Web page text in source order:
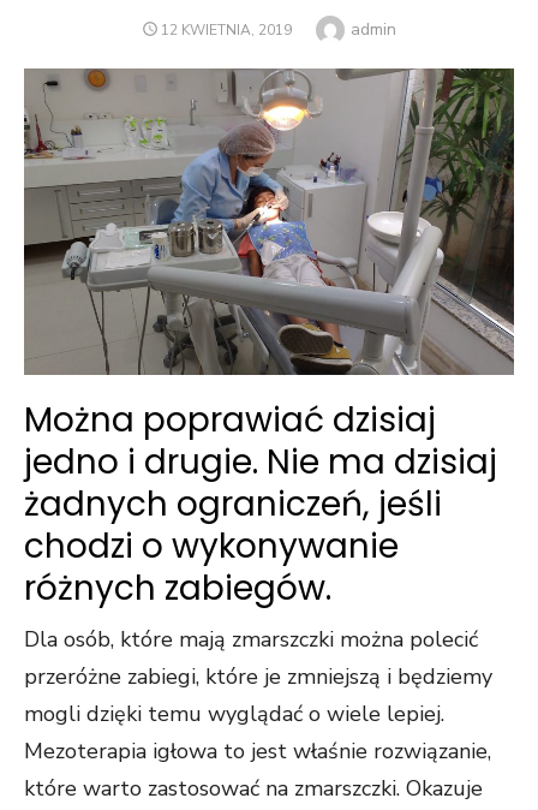
POSTED
12 KWIETNIA, 2019 Author
admin
Można poprawiać dzisiaj
jedno i drugie. Nie ma dzisiaj
żadnych ograniczeń, jeśli
chodzi o wykonywanie
różnych zabiegów.
Dla osób, które mają zmarszczki można polecić
przeróżne zabiegi, które je zmniejszą i będziemy
mogli dzięki temu wyglądać o wiele lepiej.
Mezoterapia igłowa to jest właśnie rozwiązanie,
które warto zastosować na zmarszczki. Okazuje